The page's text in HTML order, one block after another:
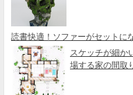
読書快適！ソファーがセットに
スケッチが細か
場する家の間取